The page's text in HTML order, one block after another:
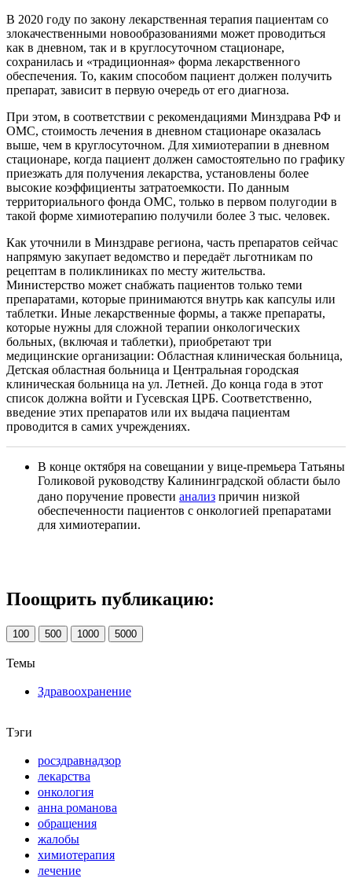
В 2020 году по закону лекарственная терапия пациентам со
злокачественными новообразованиями может проводиться
как в дневном, так и в круглосуточном стационаре,
сохранилась и «традиционная» форма лекарственного
обеспечения. То, каким способом пациент должен получить
препарат, зависит в первую очередь от его диагноза.
При этом, в соответствии с рекомендациями Минздрава РФ и
ОМС, стоимость лечения в дневном стационаре оказалась
выше, чем в круглосуточном. Для химиотерапии в дневном
стационаре, когда пациент должен самостоятельно по графику
приезжать для получения лекарства, установлены более
высокие коэффициенты затратоемкости. По данным
территориального фонда ОМС, только в первом полугодии в
такой форме химиотерапию получили более 3 тыс. человек.
Как уточнили в Минздраве региона, часть препаратов сейчас
напрямую закупает ведомство и передаёт льготникам по
рецептам в поликлиниках по месту жительства.
Министерство может снабжать пациентов только теми
препаратами, которые принимаются внутрь как капсулы или
таблетки. Иные лекарственные формы, а также препараты,
которые нужны для сложной терапии онкологических
больных, (включая и таблетки), приобретают три
медицинские организации: Областная клиническая больница,
Детская областная больница и Центральная городская
клиническая больница на ул. Летней. До конца года в этот
список должна войти и Гусевская ЦРБ. Соответственно,
введение этих препаратов или их выдача пациентам
проводится в самих учреждениях.
В конце октября на совещании у вице-премьера Татьяны
Голиковой руководству Калининградской области было
дано поручение провести анализ причин низкой
обеспеченности пациентов с онкологией препаратами
для химиотерапии.
Поощрить публикацию:
100 500 1000 5000
Темы
Здравоохранение
Тэги
росздравнадзор
лекарства
онкология
анна романова
обращения
жалобы
химиотерапия
лечение